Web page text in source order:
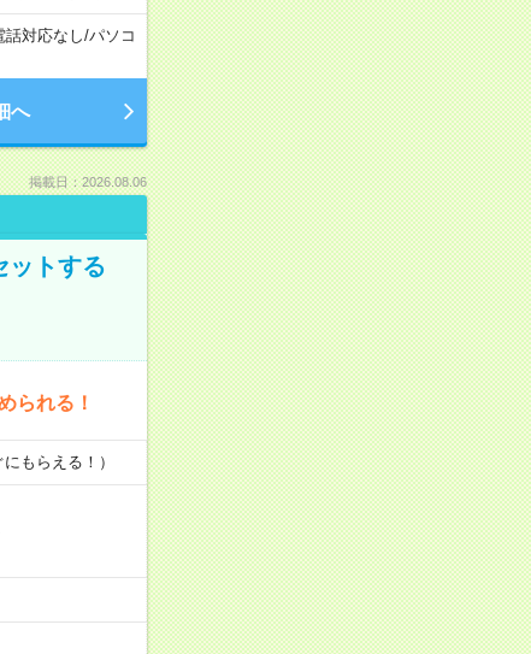
話対応なし/パソコ
へ
掲載日：2026.08.06
ットする
られる！
もらえる！）